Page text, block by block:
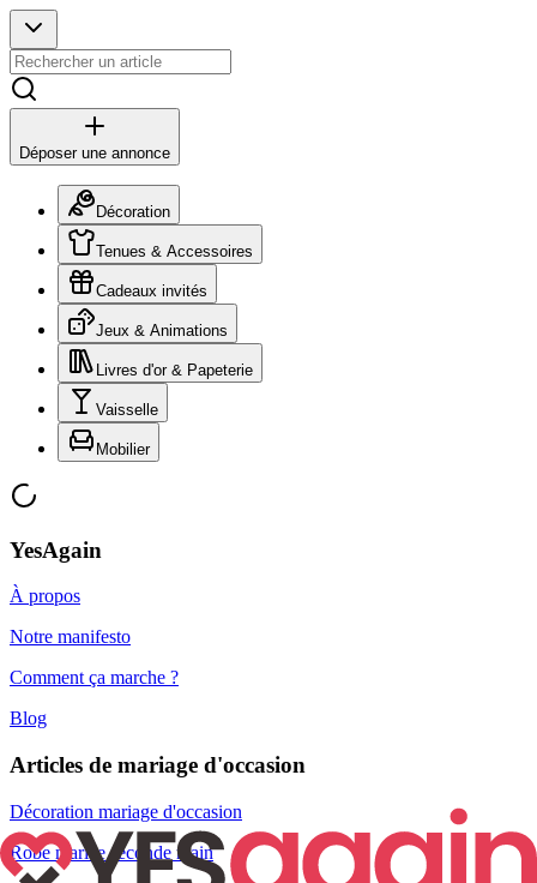
Déposer une annonce
Décoration
Tenues & Accessoires
Cadeaux invités
Jeux & Animations
Livres d'or & Papeterie
Vaisselle
Mobilier
YesAgain
À propos
Notre manifesto
Comment ça marche ?
Blog
Articles de mariage d'occasion
Décoration mariage d'occasion
Robe mariée seconde main